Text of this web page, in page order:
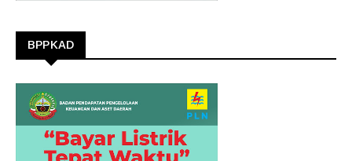
BPPKAD